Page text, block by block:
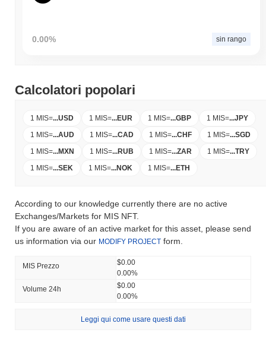
0.00% sin rango
Calcolatori popolari
1 MIS=...USD 1 MIS=...EUR 1 MIS=...GBP 1 MIS=...JPY
1 MIS=...AUD 1 MIS=...CAD 1 MIS=...CHF 1 MIS=...SGD
1 MIS=...MXN 1 MIS=...RUB 1 MIS=...ZAR 1 MIS=...TRY
1 MIS=...SEK 1 MIS=...NOK 1 MIS=...ETH
According to our knowledge currently there are no active
Exchanges/Markets for MIS NFT.
If you are aware of an active market for this asset, please send
us information via our MODIFY PROJECT form.
MIS Prezzo
$0.00
0.00%
Volume 24h
$0.00
0.00%
Leggi qui come usare questi dati